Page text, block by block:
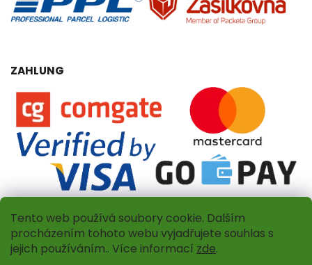
Tento web používá soubory cookie. Dalším
procházením tohoto webu vyjadřujete souhlas s
jejich používáním.. Více informací zde.
ZAHLUNG